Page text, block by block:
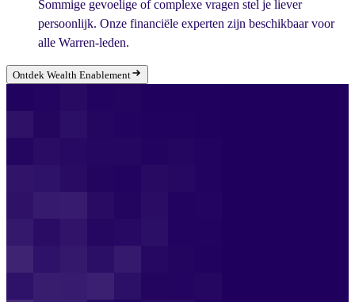
Sommige gevoelige of complexe vragen stel je liever
persoonlijk. Onze financiële experten zijn beschikbaar voor
alle Warren-leden.
Ontdek Wealth Enablement